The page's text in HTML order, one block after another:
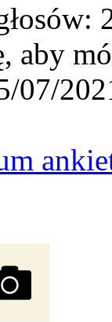
aby
07/